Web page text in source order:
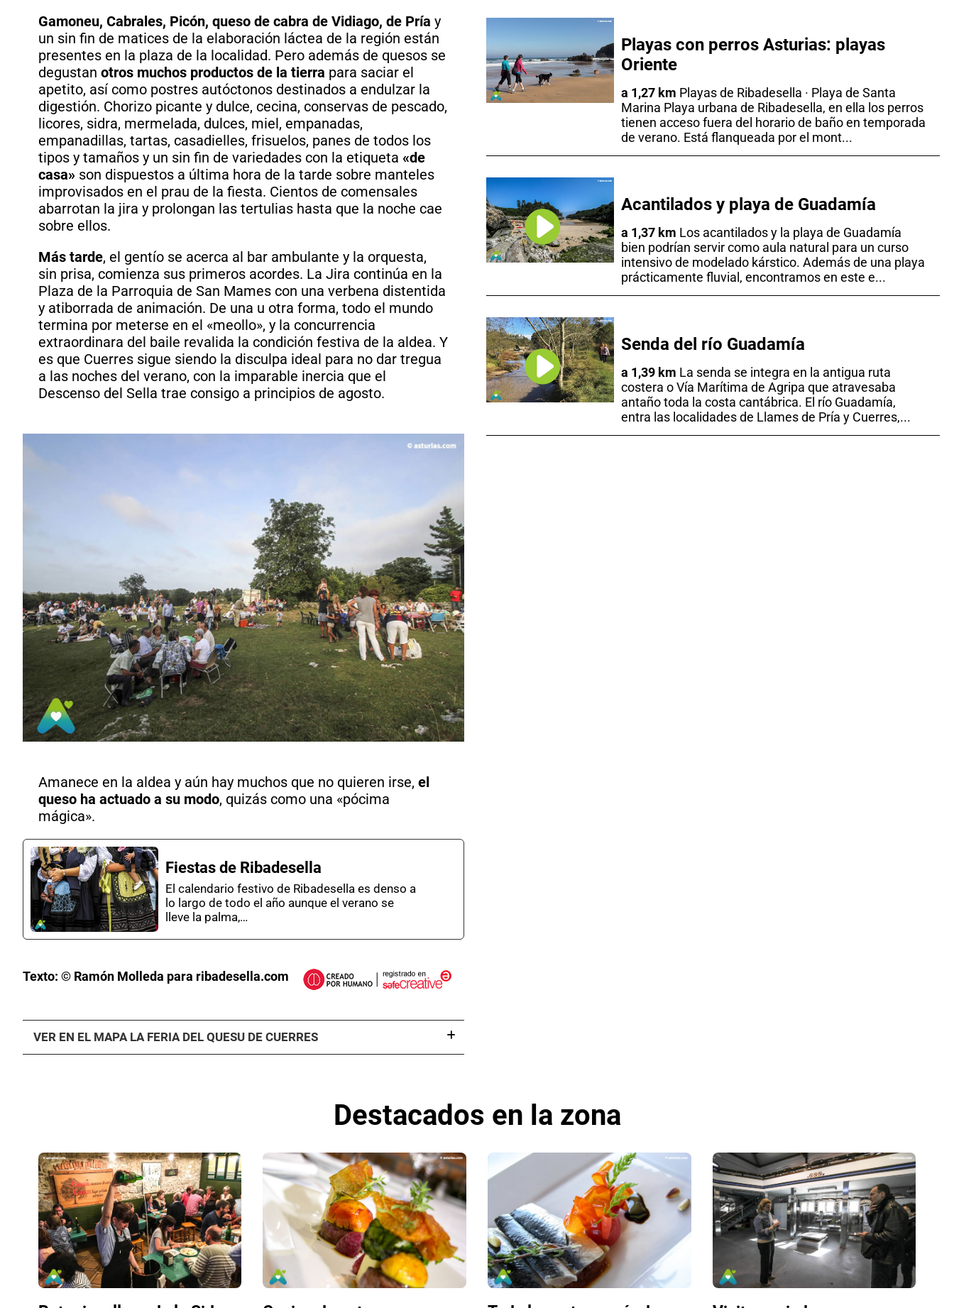
Gamoneu, Cabrales, Picón, queso de cabra de Vidiago, de Pría y
un sin fin de matices de la elaboración láctea de la región están
presentes en la plaza de la localidad. Pero además de quesos se
degustan otros muchos productos de la tierra para saciar el
apetito, así como postres autóctonos destinados a endulzar la
digestión. Chorizo picante y dulce, cecina, conservas de pescado,
licores, sidra, mermelada, dulces, miel, empanadas,
empanadillas, tartas, casadielles, frisuelos, panes de todos los
tipos y tamaños y un sin fin de variedades con la etiqueta «de
casa» son dispuestos a última hora de la tarde sobre manteles
improvisados en el prau de la fiesta. Cientos de comensales
abarrotan la jira y prolongan las tertulias hasta que la noche cae
sobre ellos.
Más tarde, el gentío se acerca al bar ambulante y la orquesta,
sin prisa, comienza sus primeros acordes. La Jira continúa en la
Plaza de la Parroquia de San Mames con una verbena distentida
y atiborrada de animación. De una u otra forma, todo el mundo
termina por meterse en el «meollo», y la concurrencia
extraordinara del baile revalida la condición festiva de la aldea. Y
es que Cuerres sigue siendo la disculpa ideal para no dar tregua
a las noches del verano, con la imparable inercia que el
Descenso del Sella trae consigo a principios de agosto.
Amanece en la aldea y aún hay muchos que no quieren irse, el
queso ha actuado a su modo, quizás como una «pócima
mágica».
Fiestas de Ribadesella
El calendario festivo de Ribadesella es denso a
lo largo de todo el año aunque el verano se
lleve la palma,…
Texto: © Ramón Molleda para ribadesella.com
VER EN EL MAPA LA FERIA DEL QUESU DE CUERRES
Playas con perros Asturias: playas
Oriente
a 1,27 km Playas de Ribadesella · Playa de Santa
Marina Playa urbana de Ribadesella, en ella los perros
tienen acceso fuera del horario de baño en temporada
de verano. Está flanqueada por el mont...
Acantilados y playa de Guadamía
a 1,37 km Los acantilados y la playa de Guadamía
bien podrían servir como aula natural para un curso
intensivo de modelado kárstico. Además de una playa
prácticamente fluvial, encontramos en este e...
Senda del río Guadamía
a 1,39 km La senda se integra en la antigua ruta
costera o Vía Marítima de Agripa que atravesaba
antaño toda la costa cantábrica. El río Guadamía,
entra las localidades de Llames de Pría y Cuerres,...
Destacados en la zona